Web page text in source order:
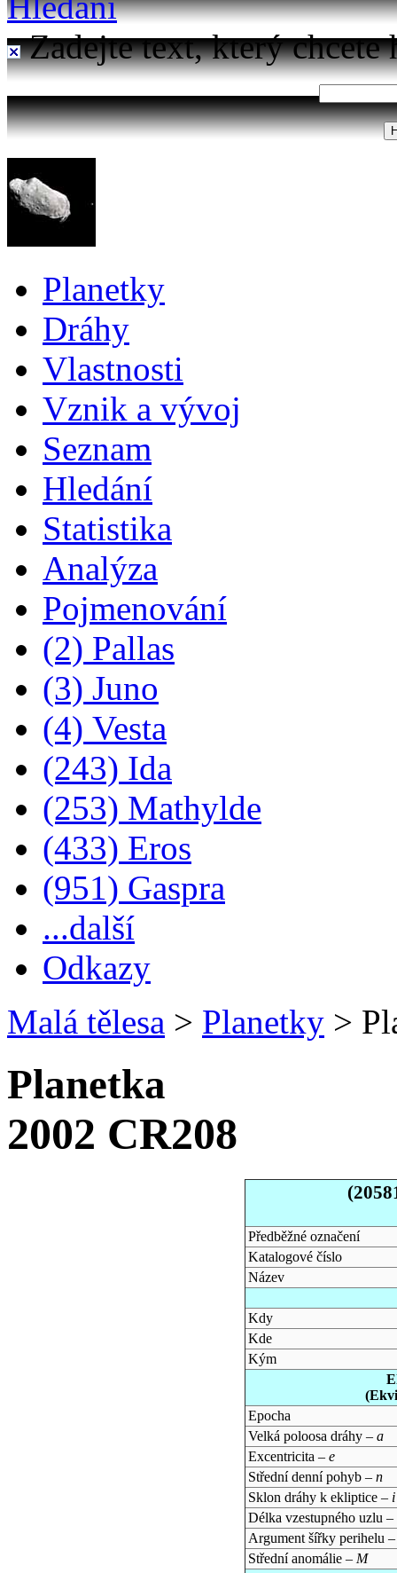
Zadejte text, který chcete
Planetky
Dráhy
Vlastnosti
Vznik a vývoj
Seznam
Hledání
Statistika
Analýza
Pojmenování
(2) Pallas
(3) Juno
(4) Vesta
(243) Ida
(253) Mathylde
(433) Eros
(951) Gaspra
...další
Odkazy
Malá tělesa > Planetky >
Planetka
2002 CR208
Předběžné označení
Katalogové číslo
Název
Kdy
Kde
Kým
Epocha
Velká poloosa dráhy – a
Excentricita – e
Střední denní pohyb – n
Sklon dráhy k ekliptice – i
Délka vzestupného uzlu –
Argument šířky perihelu
Střední anomálie – M